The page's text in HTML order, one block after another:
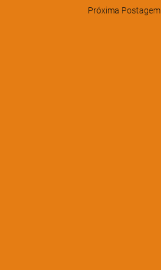
Próxima Postagem